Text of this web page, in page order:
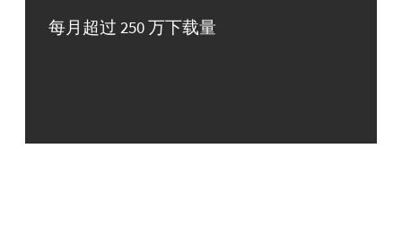
每月超过 250 万下载量